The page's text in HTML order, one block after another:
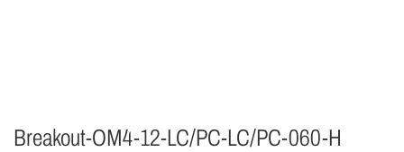
Breakout-OM4-12-LC/PC-LC/PC-060-H